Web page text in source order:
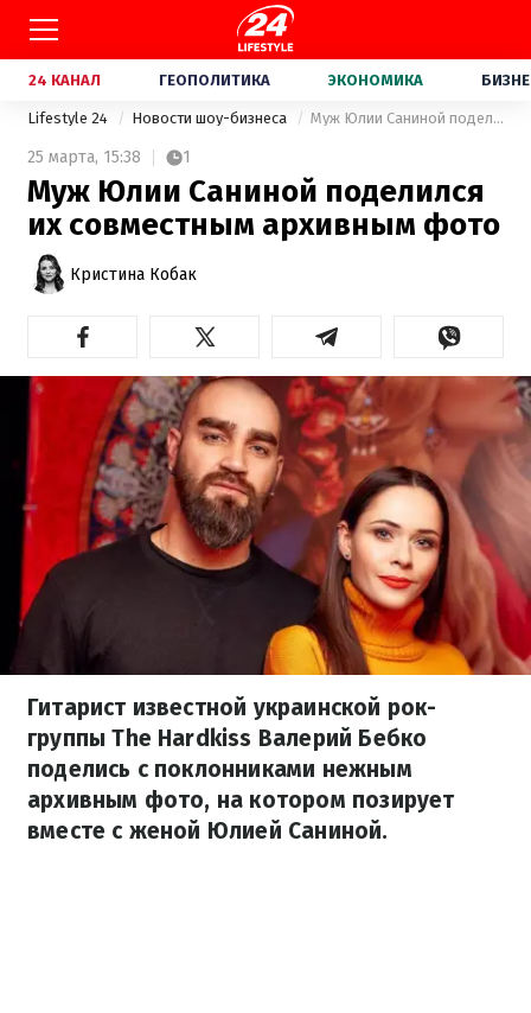
24 КАНАЛ ГЕОПОЛИТИКА ЭКОНОМИКА
Lifestyle 24 Новости шоу-бизнеса Муж Юлии Саниной поделился их совместным архивным фото
25 марта, 15:38 1
Муж Юлии Саниной поделился
их совместным архивным фото
Кристина Кобак
Гитарист известной украинской рок-
группы The Hardkiss Валерий Бебко
поделись с поклонниками нежным
архивным фото, на котором позирует
вместе с женой Юлией Саниной.